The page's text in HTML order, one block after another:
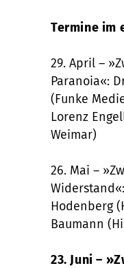
Termine im
29. April –
Paranoia«:
(Funke
Lorenz
Weimar)
26. Mai –
Hodenberg
Baumann
23. Juni –